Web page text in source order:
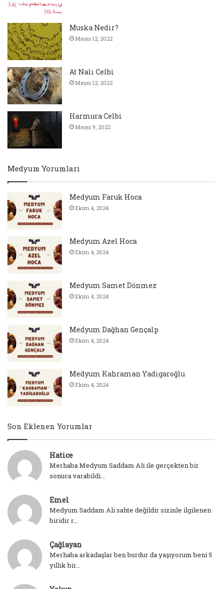
Muska Nedir?
Mayıs 12, 2022
At Nalı Celbi
Mayıs 12, 2022
Harmura Celbi
Mayıs 9, 2022
Medyum Yorumları
Medyum Faruk Hoca
Ekim 4, 2024
Medyum Azel Hoca
Ekim 4, 2024
Medyum Samet Dönmez
Ekim 4, 2024
Medyum Dağhan Gençalp
Ekim 4, 2024
Medyum Kahraman Yadigaroğlu
Ekim 4, 2024
Son Eklenen Yorumlar
Hatice
Merhaba Medyum Saddam Ali ile gerçekten bir
sonuca varabildi...
Emel
Medyum Saddam Ali sahte değildir sizinle ilgilenen
biridir r...
Çağlayan
Merhaba arkadaşlar ben burdur da yaşıyorum beni 5
yıllık bir...